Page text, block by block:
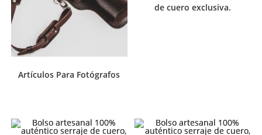
Artículos Para Fotógrafos
de cuero exclusiva.